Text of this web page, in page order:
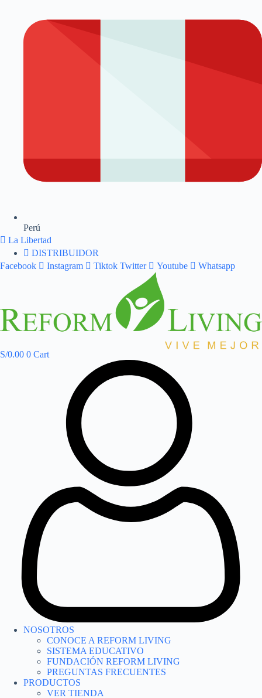
Perú
La Libertad
DISTRIBUIDOR
Facebook
Instagram Tiktok Twitter Youtube Whatsapp
S/0.00 0 Cart
NOSOTROS
CONOCE A REFORM LIVING
SISTEMA EDUCATIVO
FUNDACIÓN REFORM LIVING
PREGUNTAS FRECUENTES
PRODUCTOS
VER TIENDA